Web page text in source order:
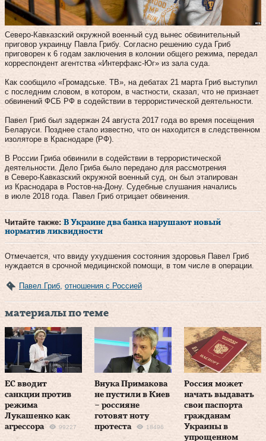
Северо-Кавказский окружной военный суд вынес обвинительный
приговор украинцу Павла Грибу. Согласно решению суда Гриб
приговорен к 6 годам заключения в колонии общего режима, передал
корреспондент агентства «Интерфакс-Юг» из зала суда.
Как сообщило «Громадське. ТВ», на дебатах 21 марта Гриб выступил
с последним словом, в котором, в частности, сказал, что не признает
обвинений ФСБ РФ в содействии в террористической деятельности.
Павел Гриб был задержан 24 августа 2017 года во время посещения
Беларуси. Позднее стало известно, что он находится в следственном
изоляторе в Краснодаре (РФ).
В России Гриба обвинили в содействии в террористической
деятельности. Дело Гриба было передано для рассмотрения
в Северо-Кавказский окружной военный суд, он был этапирован
из Краснодара в Ростов-на-Дону. Судебные слушания начались
в июле 2018 года. Павел Гриб отрицает обвинения.
Читайте также: В Украине два банка нарушают новый
норматив ликвидности
Отмечается, что ввиду ухудшения состояния здоровья Павел Гриб
нуждается в срочной медицинской помощи, в том числе в операции.
Павел Гриб отношения с Россией
материалы по теме
ЕС вводит
санкции против
режима
Лукашенко как
агрессора
99227
Внука Примакова
не пустили в Киев
– россияне
готовят ноту
протеста
18496
Россия может
начать выдавать
свои паспорта
гражданам
Украины в
упрощенном